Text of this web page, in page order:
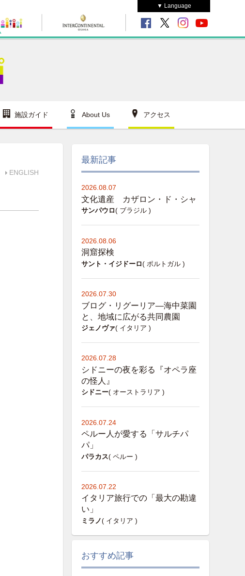
▼ Language
施設ガイド About Us アクセス
ENGLISH
最新記事
2026.08.07
文化遺産 カザロン・ド・シャ
サンパウロ( ブラジル )
2026.08.06
洞窟探検
サント・イジドーロ( ポルトガル )
2026.07.30
ブログ・リグーリア―海中菜園
と、地域に広がる共同農園
ジェノヴァ( イタリア )
2026.07.28
シドニーの夜を彩る『オペラ座
の怪人』
シドニー( オーストラリア )
2026.07.24
ペルー人が愛する「サルチパ
パ」
パラカス( ペルー )
2026.07.22
イタリア旅行での「最大の勘違
い」
ミラノ( イタリア )
おすすめ記事